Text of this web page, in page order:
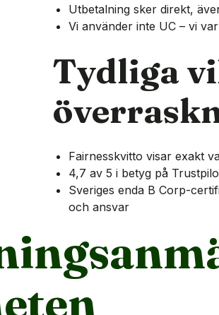
Utbetalning sker direkt,
Vi använder inte UC – vi
Tydliga
Fairnesskvitto visar exakt
4,7 av 5 i betyg på
Sveriges enda B Corp-
och ansvar